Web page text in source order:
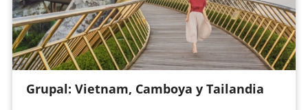
Grupal: Vietnam, Camboya y Tailandia